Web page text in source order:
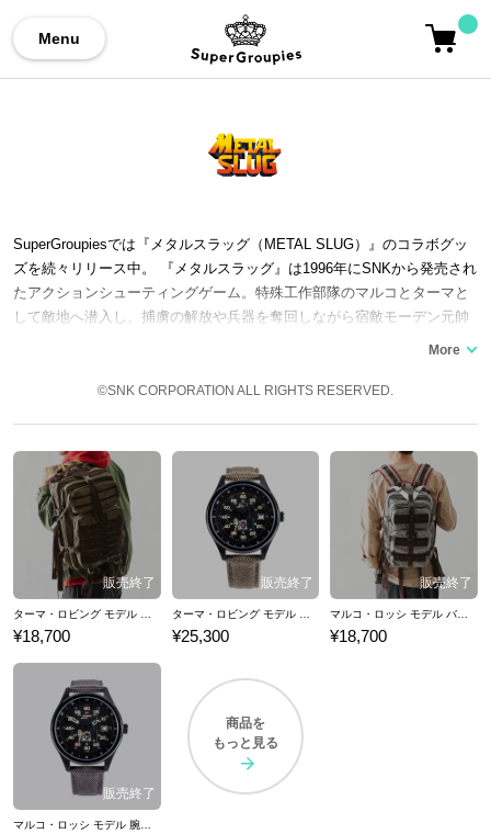
Menu
SuperGroupiesでは『メタルスラッグ（METAL SLUG）』のコラボグッ
ズを続々リリース中。 『メタルスラッグ』は1996年にSNKから発売され
たアクションシューティングゲーム。特殊工作部隊のマルコとターマと
して敵地へ潜入し、捕虜の解放や兵器を奪回しながら宿敵モーデン元帥
に立ち向かいます。 現在までにNintendo Switch™/PC(Steam)などで広
グ XX』では『ザ・キング・オブ・ファイターズ（THE KING OF FIGHT
テムをご紹介いたします。
©SNK CORPORATION ALL RIGHTS RESERVED.
¥18,700 ¥25,300 ¥18,700
マルコ・ロッシ モデル 腕時計 METAL SLUG メタルスラッグ
商品を
もっと見る